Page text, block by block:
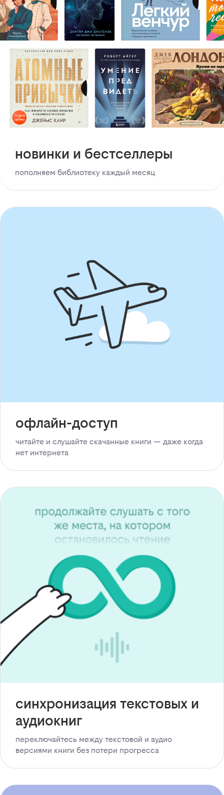
новинки и бестселлеры
пополняем библиотеку каждый месяц
офлайн-доступ
читайте и слушайте скачанные книги — даже когда
нет интернета
синхронизация текстовых и
аудиокниг
переключайтесь между текстовой и аудио
версиями книги без потери прогресса